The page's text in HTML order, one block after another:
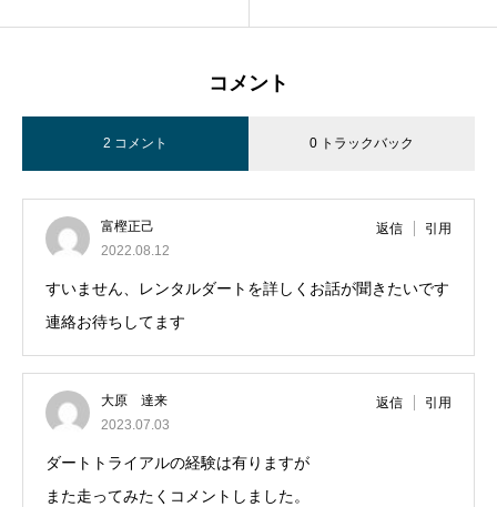
コメント
2 コメント 0 トラックバック
富樫正己
2022.08.12
返信 引用
すいません、レンタルダートを詳しくお話が聞きたいです
連絡お待ちしてます
大原 達来
2023.07.03
返信 引用
ダートトライアルの経験は有りますが
また走ってみたくコメントしました。